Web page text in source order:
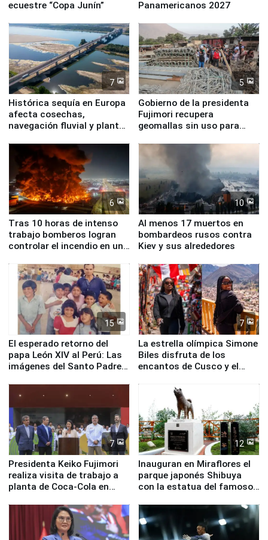
ecuestre “Copa Junín”
Panamericanos 2027
7
Histórica sequía en Europa
afecta cosechas,
navegación fluvial y plantas
5
Gobierno de la presidenta
Fujimori recupera
geomallas sin uso para
Fenómeno El Niño
6
Tras 10 horas de intenso
trabajo bomberos logran
controlar el incendio en una
de Chile
10
Al menos 17 muertos en
bombardeos rusos contra
Kiev y sus alrededores
15
El esperado retorno del
papa León XIV al Perú: Las
imágenes del Santo Padre
7
La estrella olímpica Simone
Biles disfruta de los
encantos de Cusco y el
7
Presidenta Keiko Fujimori
realiza visita de trabajo a
planta de Coca-Cola en
12
Inauguran en Miraflores el
parque japonés Shibuya
con la estatua del famoso